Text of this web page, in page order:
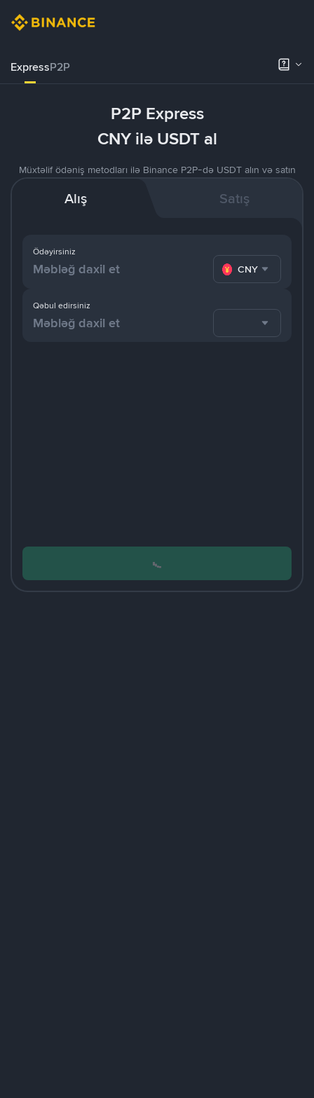
ExpressP2P
P2P Express
CNY ilə USDT al
Müxtəlif ödəniş metodları ilə Binance P2P-də USDT alın və satın
Alış Satış
Ödəyirsiniz
CNY
Qəbul edirsiniz